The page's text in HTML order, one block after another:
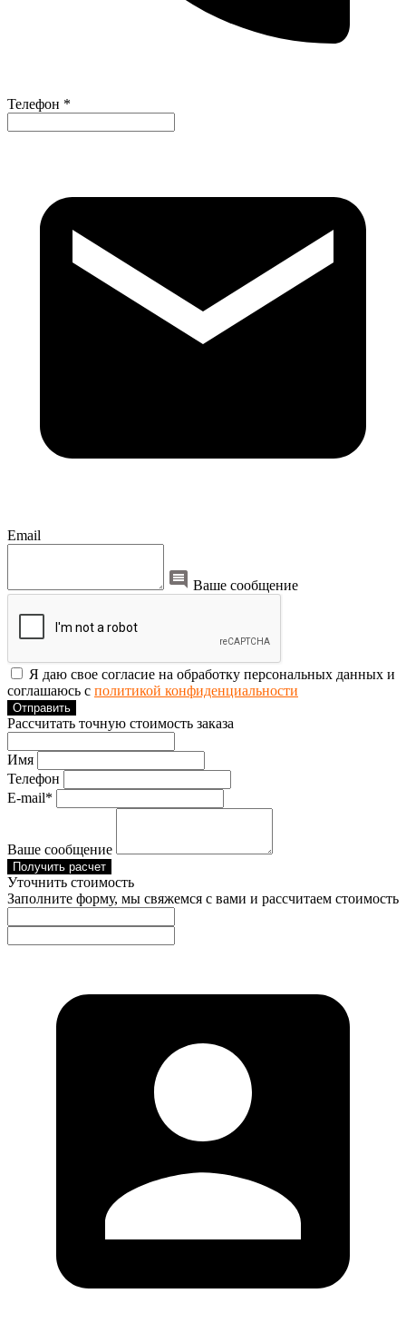
Телефон *
Email
Ваше сообщение
Я даю свое согласие на обработку персональных данных и
соглашаюсь с политикой конфиденциальности
Отправить
Рассчитать точную стоимость заказа
Имя
Телефон
E-mail*
Ваше сообщение
Получить расчет
Уточнить стоимость
Заполните форму, мы свяжемся с вами и рассчитаем стоимость